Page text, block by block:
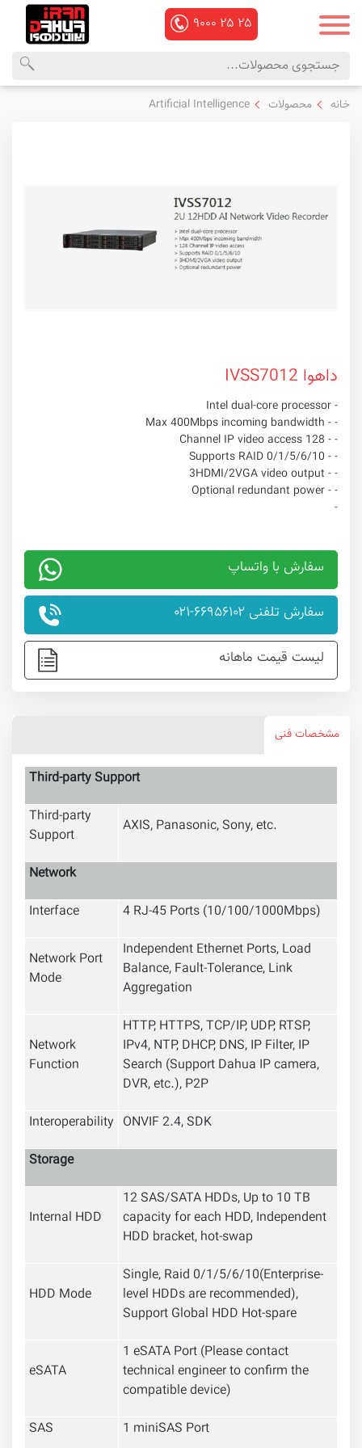
۹۰۰۰ ۲۵ ۲۵
محصولات
منوی
خانه محصولات Artificial Intelligence
داهوا IVSS7012
- Intel dual-core processor
- - Max 400Mbps incoming bandwidth
- - 128 Channel IP video access
- - Supports RAID 0/1/5/6/10
- - 3HDMI/2VGA video output
- - Optional redundant power
-
سفارش با واتساپ
سفارش تلفنی ۶۶۹۵۶۱۰۲-۰۲۱
لیست قیمت ماهانه
مشخصات فنی
Third-party Support
Third-party
Support
AXIS, Panasonic, Sony, etc.
Network
Interface
4 RJ-45 Ports (10/100/1000Mbps)
Network Port
Mode
Independent Ethernet Ports, Load
Balance, Fault-Tolerance, Link
Aggregation
Network
Function
HTTP, HTTPS, TCP/IP, UDP, RTSP,
IPv4, NTP, DHCP, DNS, IP Filter, IP
Search (Support Dahua IP camera,
DVR, etc.), P2P
Interoperability ONVIF 2.4, SDK
Storage
Internal HDD
12 SAS/SATA HDDs, Up to 10 TB
capacity for each HDD, Independent
HDD bracket, hot-swap
HDD Mode
Single, Raid 0/1/5/6/10(Enterprise-
level HDDs are recommended),
Support Global HDD Hot-spare
eSATA
1 eSATA Port (Please contact
technical engineer to confirm the
compatible device)
SAS
1 miniSAS Port